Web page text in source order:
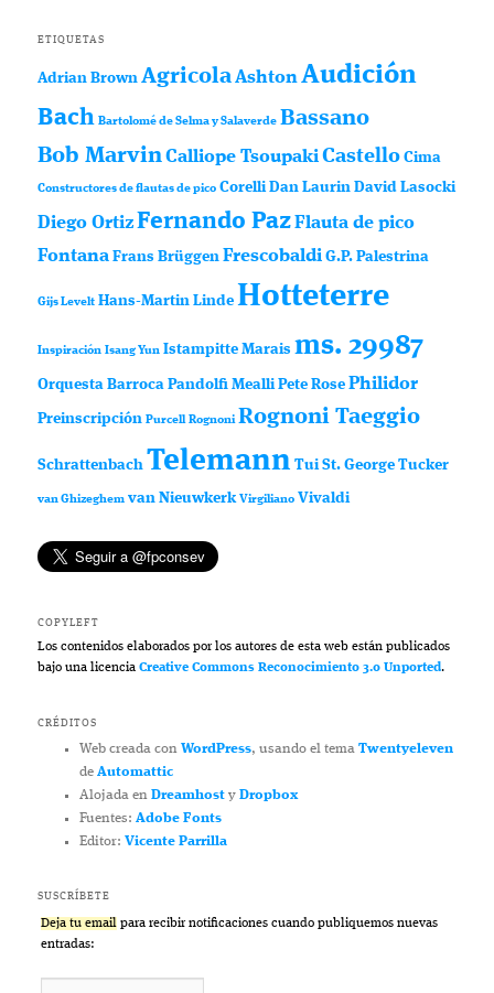
ETIQUETAS
Adrian Brown AgricolaAshtonAudición
Bach Bartolomé de Selma y Salaverde Bassano
Bob MarvinCalliope TsoupakiCastello Cima
Constructores de flautas de pico Corelli Dan Laurin David Lasocki
Diego OrtizFernando PazFlauta de pico
Fontana Frans Brüggen Frescobaldi G.P. Palestrina
Gijs Levelt Hans-Martin Linde Hotteterre
Inspiración Isang Yun Istampitte Marais ms. 29987
Orquesta Barroca Pandolfi Mealli Pete Rose Philidor
Preinscripción Purcell Rognoni Rognoni Taeggio
Schrattenbach Telemann Tui St. George Tucker
van Ghizeghem van Nieuwkerk Virgiliano Vivaldi
COPYLEFT
Los contenidos elaborados por los autores de esta web están publicados
bajo una licenciaCreative Commons Reconocimiento 3.0 Unported.
CRÉDITOS
Web creada con WordPress, usando el tema Twentyeleven
de Automattic
Alojada en Dreamhosty Dropbox
Fuentes: Adobe Fonts
Editor: Vicente Parrilla
SUSCRÍBETE
Deja tu email para recibir notificaciones cuando publiquemos nuevas
entradas: